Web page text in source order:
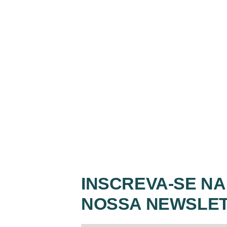
INSCREVA-SE NA
NOSSA